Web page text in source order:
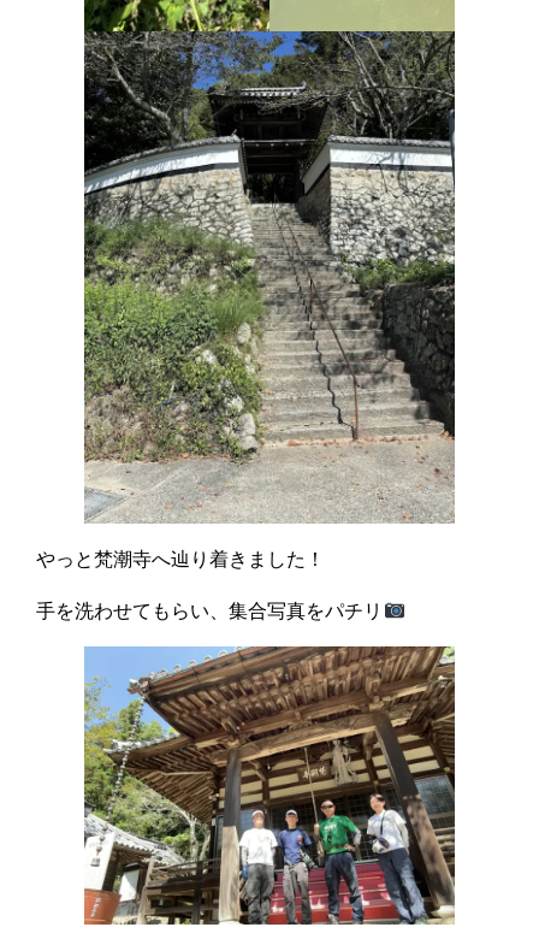
やっと梵潮寺へ辿り着きました！
手を洗わせてもらい、集合写真をパチリ